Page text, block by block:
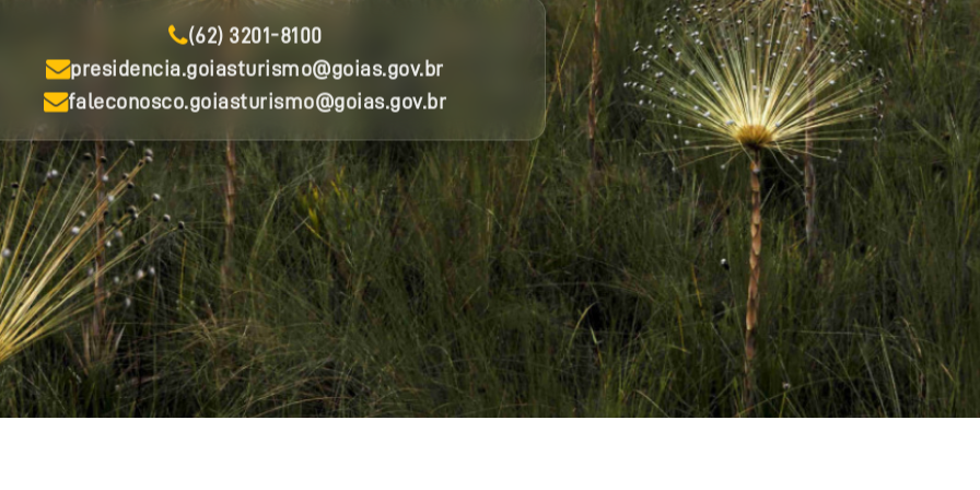
(62) 3201-8100
presidencia.goiasturismo@goias.gov.br
faleconosco.goiasturismo@goias.gov.br